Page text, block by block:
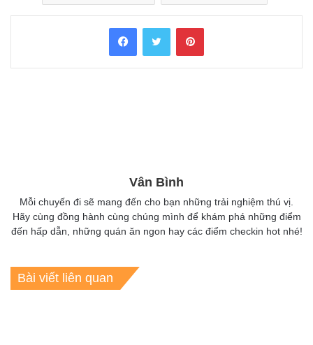
FacebookTwitter Pinterest
Vân Bình
Mỗi chuyến đi sẽ mang đến cho bạn những trải nghiệm thú vị.
Hãy cùng đồng hành cùng chúng mình để khám phá những điểm
đến hấp dẫn, những quán ăn ngon hay các điểm checkin hot nhé!
Bài viết liên quan